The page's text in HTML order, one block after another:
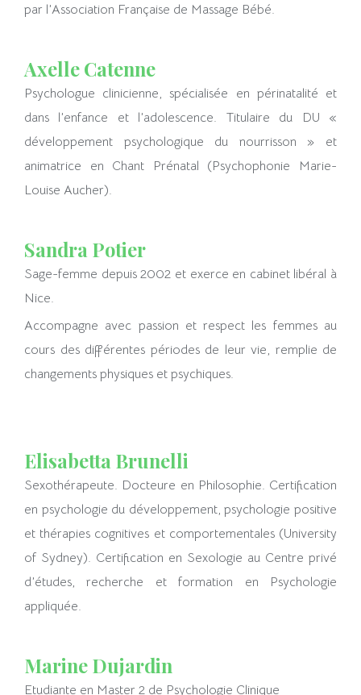
par l’Association Française de Massage Bébé.
Axelle Catenne
Psychologue clinicienne, spécialisée en périnatalité et
dans l’enfance et l’adolescence. Titulaire du DU «
développement psychologique du nourrisson » et
animatrice en Chant Prénatal (Psychophonie Marie-
Louise Aucher).
Sandra Potier
Sage-femme depuis 2002 et exerce en cabinet libéral à
Nice.
Accompagne avec passion et respect les femmes au
cours des différentes périodes de leur vie, remplie de
changements physiques et psychiques.
Elisabetta Brunelli
Sexothérapeute. Docteure en Philosophie. Certification
en psychologie du développement, psychologie positive
et thérapies cognitives et comportementales (University
of Sydney). Certification en Sexologie au Centre privé
d’études, recherche et formation en Psychologie
appliquée.
Marine Dujardin
Etudiante en Master 2 de Psychologie Clinique